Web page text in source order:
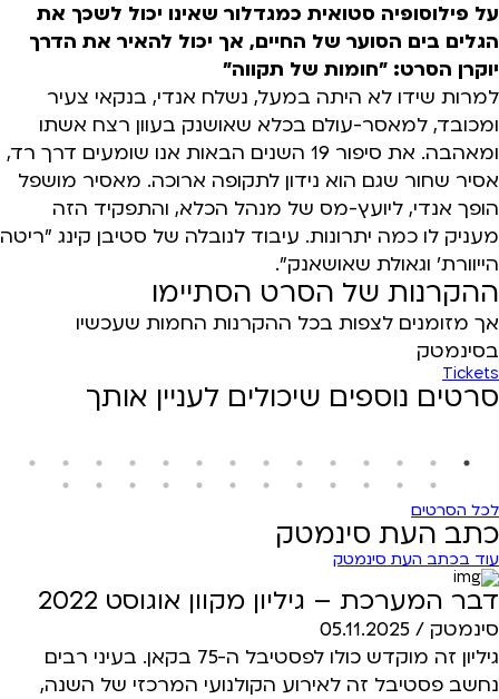
על פילוסופיה סטואית כמגדלור שאינו יכול לשכך את
הגלים בים הסוער של החיים, אך יכול להאיר את הדרך
יוקרן הסרט: "חומות של תקווה"
למרות שידו לא היתה במעל, נשלח אנדי, בנקאי צעיר
ומכובד, למאסר-עולם בכלא שאושנק בעוון רצח אשתו
ומאהבה. את סיפור 19 השנים הבאות אנו שומעים דרך רד,
אסיר שחור שגם הוא נידון לתקופה ארוכה. מאסיר מושפל
הופך אנדי, ליועץ-מס של מנהל הכלא, והתפקיד הזה
מעניק לו כמה יתרונות. עיבוד לנובלה של סטיבן קינג "ריטה
הייוורת' וגאולת שאושאנק".
ההקרנות של הסרט הסתיימו
אך מזומנים לצפות בכל ההקרנות החמות שעכשיו
בסינמטק
Tickets
סרטים נוספים שיכולים לעניין אותך
לכל הסרטים
כתב העת סינמטק
עוד בכתב העת סינמטק
דבר המערכת – גיליון מקוון אוגוסט 2022
סינמטק / 05.11.2025
גיליון זה מוקדש כולו לפסטיבל ה-75 בקאן. בעיני רבים
נחשב פסטיבל זה לאירוע הקולנועי המרכזי של השנה,